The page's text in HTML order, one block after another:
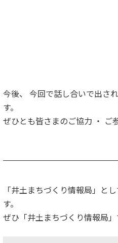
今後、 今回で話し合いで出さ
す。
ぜひとも皆さまのご協力 ・ ご
「井土まちづくり情報局」
す。
ぜひ「井土まちづくり情報局